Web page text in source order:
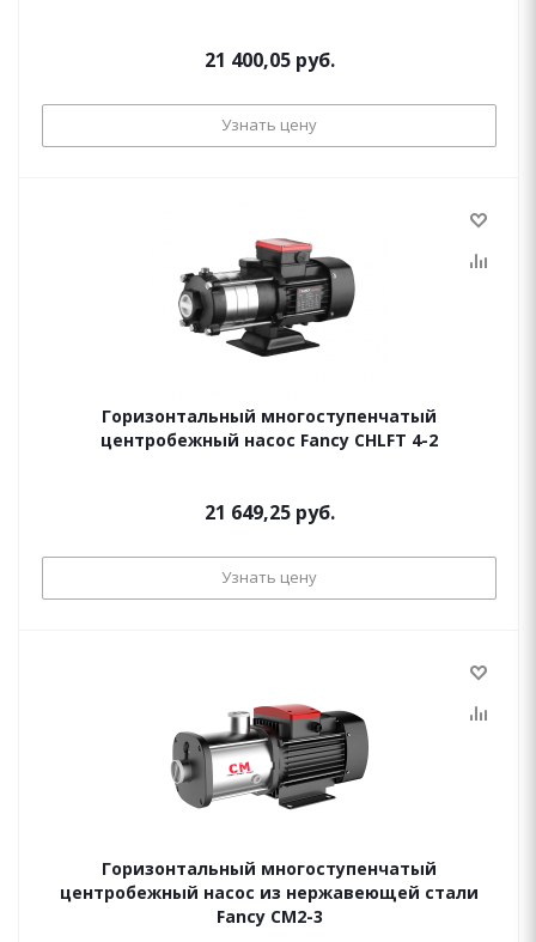
21 400,05 руб.
Узнать цену
Горизонтальный многоступенчатый
центробежный насос Fancy CHLFT 4-2
21 649,25 руб.
Узнать цену
Горизонтальный многоступенчатый
центробежный насос из нержавеющей стали
Fancy CM2-3